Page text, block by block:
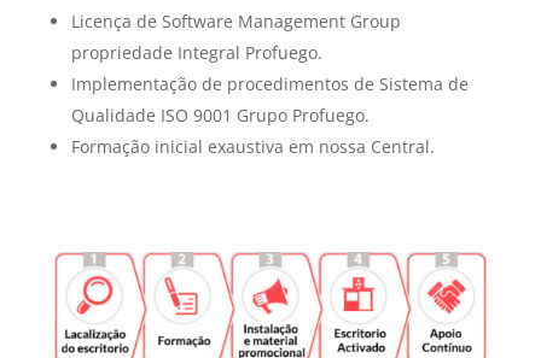
Licença de Software Management Group
propriedade Integral Profuego.
Implementação de procedimentos de Sistema de
Qualidade ISO 9001 Grupo Profuego.
Formação inicial exaustiva em nossa Central.